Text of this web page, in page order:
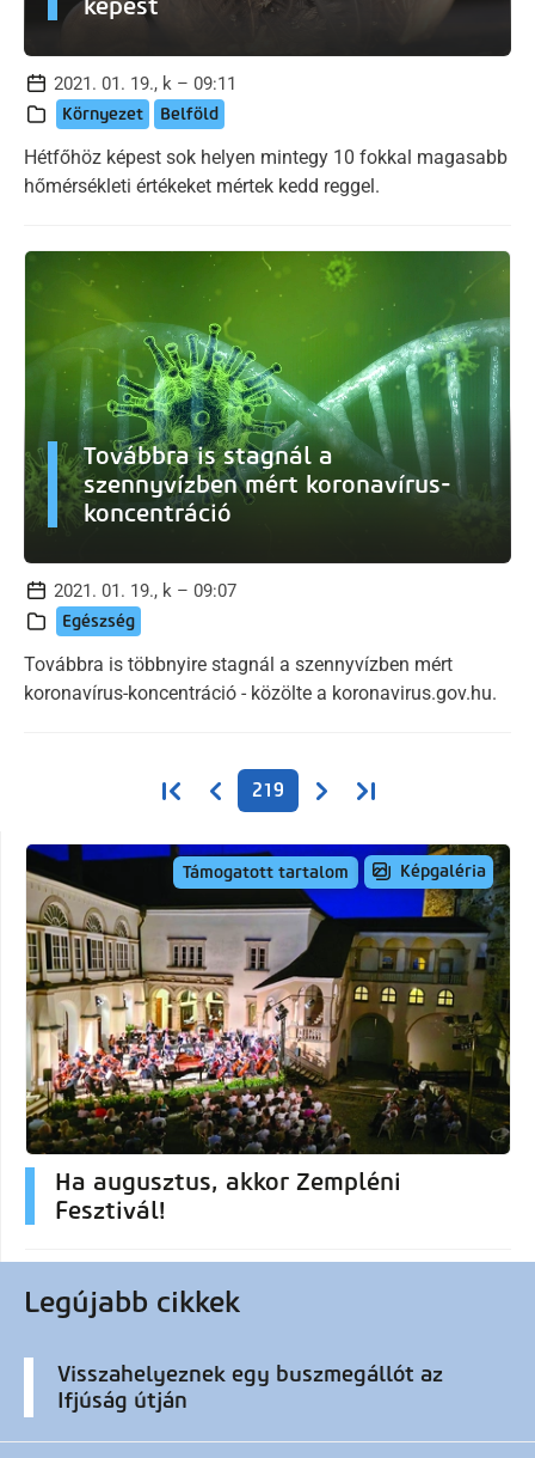
képest
2021. 01. 19., k – 09:11
Környezet Belföld
Hétfőhöz képest sok helyen mintegy 10 fokkal magasabb
hőmérsékleti értékeket mértek kedd reggel.
Továbbra is stagnál a
szennyvízben mért koronavírus-
koncentráció
2021. 01. 19., k – 09:07
Egészség
Továbbra is többnyire stagnál a szennyvízben mért
koronavírus-koncentráció - közölte a koronavirus.gov.hu.
OldalszámozásElső oldalElőző oldal
219 Következő oldal
Utolsó oldal
Támogatott tartalom Képgaléria
Ha augusztus, akkor Zempléni
Fesztivál!
Legújabb cikkek
Visszahelyeznek egy buszmegállót az
Ifjúság útján